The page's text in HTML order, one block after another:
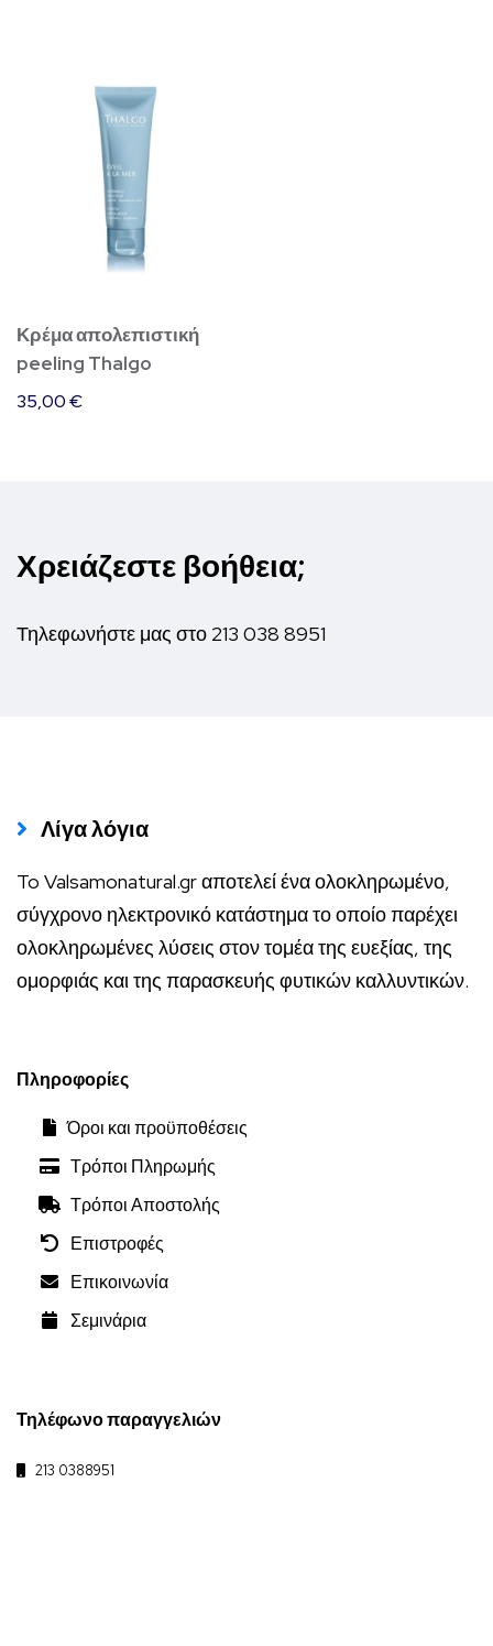
Κρέμα απολεπιστική
peeling Thalgo
35,00€
Χρειάζεστε βοήθεια;
Τηλεφωνήστε μας στο 213 038 8951
Λίγα λόγια
To Valsamonatural.gr αποτελεί ένα ολοκληρωμένο,
σύγχρονο ηλεκτρονικό κατάστημα το οποίο παρέχει
ολοκληρωμένες λύσεις στον τομέα της ευεξίας, της
ομορφιάς και της παρασκευής φυτικών καλλυντικών.
Πληροφορίες
Όροι και προϋποθέσεις
Τρόποι Πληρωμής
Τρόποι Αποστολής
Επιστροφές
Επικοινωνία
Σεμινάρια
Τηλέφωνο παραγγελιών
213 0388951